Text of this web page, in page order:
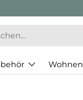
Wohnen